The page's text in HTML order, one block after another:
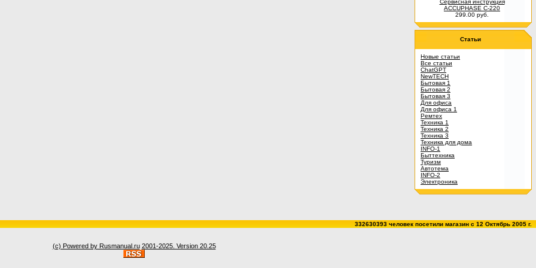
Сервисная инструкция
ACCUPHASE C-220
299.00 руб.
Статьи
Новые статьи
Все статьи
ChatGPT
NewTECH
Бытовая 1
Бытовая 2
Бытовая 3
Для офиса
Для офиса 1
Ремтех
Техника 1
Техника 2
Техника 3
Техника для дома
INFO-1
Быттехника
Туризм
Автотема
INFO-2
Электроника
332630393 человек посетили магазин c 12 Октябрь 2005 г.
(c) Powered by Rusmanual.ru 2001-2025. Version 20.25